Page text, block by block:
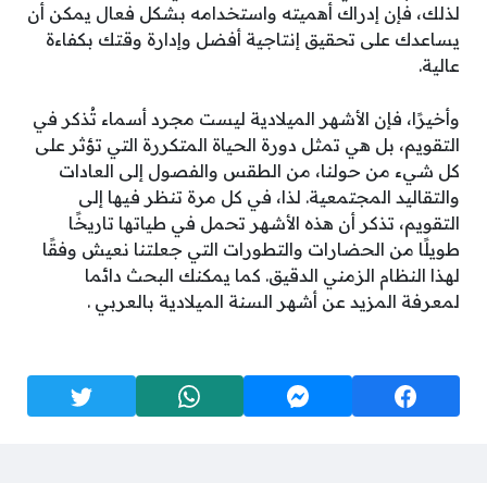
لذلك، فإن إدراك أهميته واستخدامه بشكل فعال يمكن أن
يساعدك على تحقيق إنتاجية أفضل وإدارة وقتك بكفاءة
عالية.
وأخيرًا، فإن الأشهر الميلادية ليست مجرد أسماء تُذكر في
التقويم، بل هي تمثل دورة الحياة المتكررة التي تؤثر على
كل شيء من حولنا، من الطقس والفصول إلى العادات
والتقاليد المجتمعية. لذا، في كل مرة تنظر فيها إلى
التقويم، تذكر أن هذه الأشهر تحمل في طياتها تاريخًا
طويلًا من الحضارات والتطورات التي جعلتنا نعيش وفقًا
لهذا النظام الزمني الدقيق. كما يمكنك البحث دائما
لمعرفة المزيد عن أشهر السنة الميلادية بالعربي .